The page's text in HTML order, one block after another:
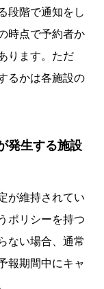
段階で通知をし
時点で予約者か
ります。ただ
るかは各施設の
発生する施設
が維持されてい
ポリシーを持つ
ない場合、通常
報期間中にキャ